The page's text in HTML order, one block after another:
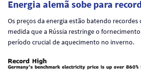
Energia alemã sobe para
Os preços da energia estão batendo recordes
medida que a Rússia restringe o
período crucial de aquecimento no inverno.